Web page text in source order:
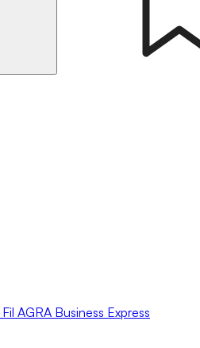
Fil AGRA Business Express